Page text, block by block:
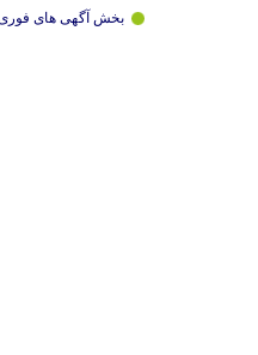
بخش آگهی های